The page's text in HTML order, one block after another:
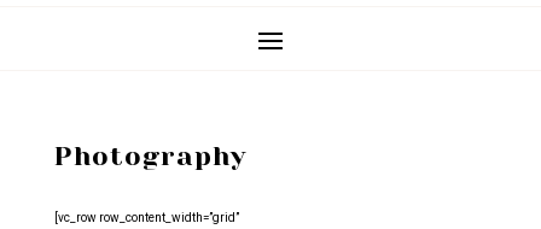
Photography
[vc_row row_content_width=”grid”